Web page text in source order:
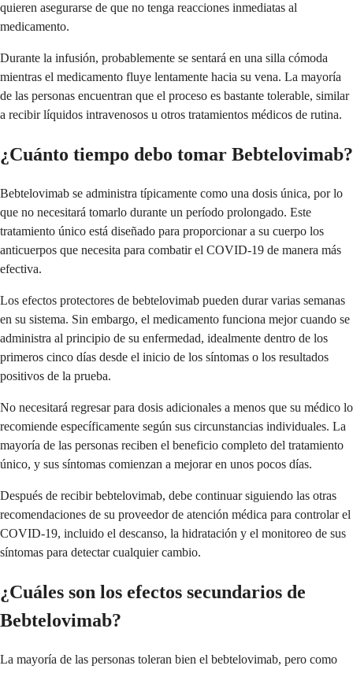
quieren asegurarse de que no tenga reacciones inmediatas al
medicamento.
Durante la infusión, probablemente se sentará en una silla cómoda
mientras el medicamento fluye lentamente hacia su vena. La mayoría
de las personas encuentran que el proceso es bastante tolerable, similar
a recibir líquidos intravenosos u otros tratamientos médicos de rutina.
¿Cuánto tiempo debo tomar Bebtelovimab?
Bebtelovimab se administra típicamente como una dosis única, por lo
que no necesitará tomarlo durante un período prolongado. Este
tratamiento único está diseñado para proporcionar a su cuerpo los
anticuerpos que necesita para combatir el COVID-19 de manera más
efectiva.
Los efectos protectores de bebtelovimab pueden durar varias semanas
en su sistema. Sin embargo, el medicamento funciona mejor cuando se
administra al principio de su enfermedad, idealmente dentro de los
primeros cinco días desde el inicio de los síntomas o los resultados
positivos de la prueba.
No necesitará regresar para dosis adicionales a menos que su médico lo
recomiende específicamente según sus circunstancias individuales. La
mayoría de las personas reciben el beneficio completo del tratamiento
único, y sus síntomas comienzan a mejorar en unos pocos días.
Después de recibir bebtelovimab, debe continuar siguiendo las otras
recomendaciones de su proveedor de atención médica para controlar el
COVID-19, incluido el descanso, la hidratación y el monitoreo de sus
síntomas para detectar cualquier cambio.
¿Cuáles son los efectos secundarios de
Bebtelovimab?
La mayoría de las personas toleran bien el bebtelovimab, pero como